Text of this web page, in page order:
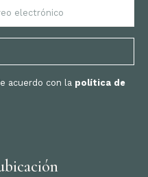
acuerdo con la política de